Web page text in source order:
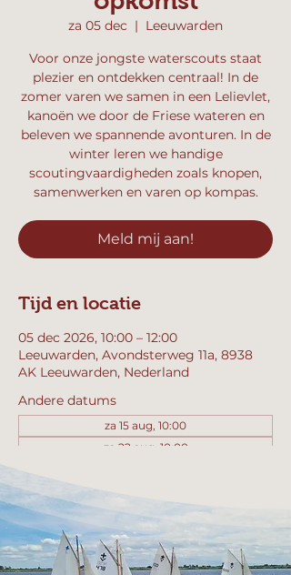
za 05 dec
  |
Leeuwarden
Voor onze jongste waterscouts staat
plezier en ontdekken centraal! In de
zomer varen we samen in een Lelievlet,
kanoën we door de Friese wateren en
beleven we spannende avonturen. In de
winter leren we handige
scoutingvaardigheden zoals knopen,
samenwerken en varen op kompas.
Meld mij aan!
Tijd en locatie
05 dec 2026, 10:00 – 12:00
Leeuwarden, Avondsterweg 11a, 8938
AK Leeuwarden, Nederland
Andere datums
za 15 aug, 10:00
za 22 aug, 10:00
Bekijk alle 357 datums
Meld mij aan!